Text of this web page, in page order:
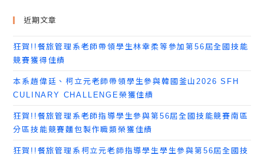
近期文章
狂賀!!餐旅管理系老師帶領學生林幸柔等參加第56屆全國技能
競賽獲得佳績
本系趙偉廷、柯立元老師帶領學生參與韓國釜山2026 SFH
CULINARY CHALLENGE榮獲佳績
狂賀!!餐旅管理系老師指導學生參與第56屆全國技能競賽南區
分區技能競賽麵包製作職類榮獲佳績
狂賀!!餐旅管理系柯立元老師指導學生學生參與第56屆全國技